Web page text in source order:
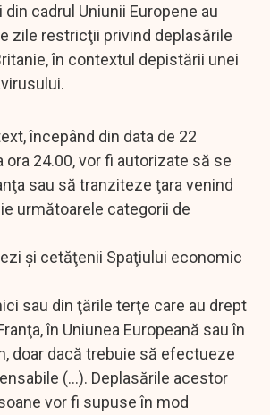
din cadrul Uniunii Europene au
zile restricţii privind deplasările
în contextul depistării unei
începând din data de 22
ora 24.00, vor fi autorizate să se
sau să tranziteze ţara venind
următoarele categorii de
şi cetăţenii Spaţiului economic
sau din ţările terţe care au drept
în Uniunea Europeană sau în
doar dacă trebuie să efectueze
(...). Deplasările acestor
vor fi supuse în mod